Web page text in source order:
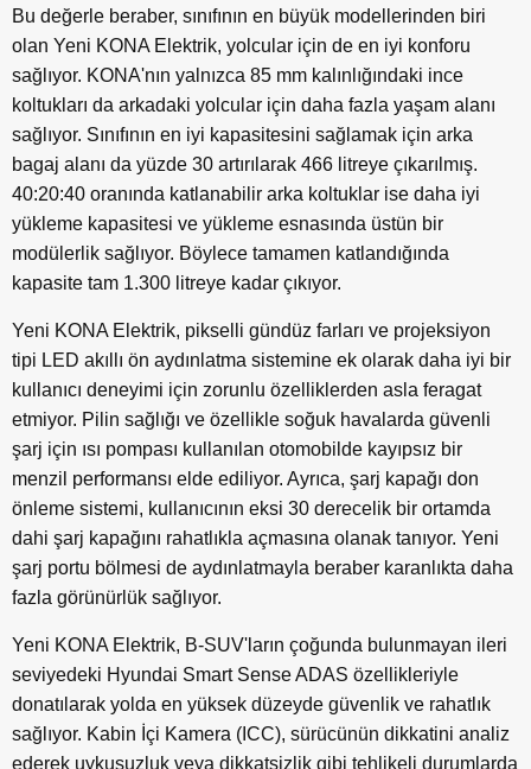
Bu değerle beraber, sınıfının en büyük modellerinden biri
olan Yeni KONA Elektrik, yolcular için de en iyi konforu
sağlıyor. KONA'nın yalnızca 85 mm kalınlığındaki ince
koltukları da arkadaki yolcular için daha fazla yaşam alanı
sağlıyor. Sınıfının en iyi kapasitesini sağlamak için arka
bagaj alanı da yüzde 30 artırılarak 466 litreye çıkarılmış.
40:20:40 oranında katlanabilir arka koltuklar ise daha iyi
yükleme kapasitesi ve yükleme esnasında üstün bir
modülerlik sağlıyor. Böylece tamamen katlandığında
kapasite tam 1.300 litreye kadar çıkıyor.
Yeni KONA Elektrik, pikselli gündüz farları ve projeksiyon
tipi LED akıllı ön aydınlatma sistemine ek olarak daha iyi bir
kullanıcı deneyimi için zorunlu özelliklerden asla feragat
etmiyor. Pilin sağlığı ve özellikle soğuk havalarda güvenli
şarj için ısı pompası kullanılan otomobilde kayıpsız bir
menzil performansı elde ediliyor. Ayrıca, şarj kapağı don
önleme sistemi, kullanıcının eksi 30 derecelik bir ortamda
dahi şarj kapağını rahatlıkla açmasına olanak tanıyor. Yeni
şarj portu bölmesi de aydınlatmayla beraber karanlıkta daha
fazla görünürlük sağlıyor.
Yeni KONA Elektrik, B-SUV'ların çoğunda bulunmayan ileri
seviyedeki Hyundai Smart Sense ADAS özellikleriyle
donatılarak yolda en yüksek düzeyde güvenlik ve rahatlık
sağlıyor. Kabin İçi Kamera (ICC), sürücünün dikkatini analiz
ederek uykusuzluk veya dikkatsizlik gibi tehlikeli durumlarda